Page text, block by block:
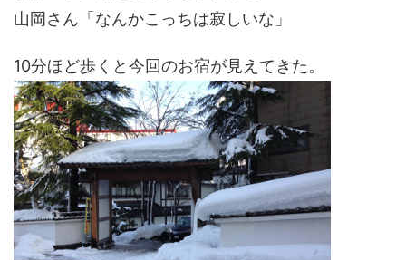
山岡さん「なんかこっちは寂しいな」
10分ほど歩くと今回のお宿が見えてきた。